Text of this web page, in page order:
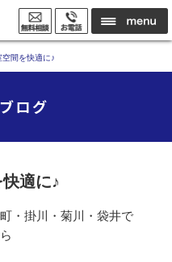
空間を快適に♪
ログ
適に♪
・掛川・菊川・袋井で